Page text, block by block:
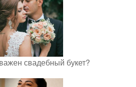
свадебный букет?